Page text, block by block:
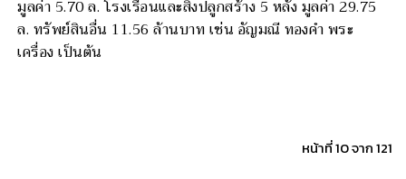
มูลค่า 5.70 ล. โรงเรือนและสิ่งปลูกสร้าง 5 หลัง มูลค่า 29.75
ล. ทรัพย์สินอื่น 11.56 ล้านบาท เช่น อัญมณี ทองคำ พระ
เครื่อง เป็นต้น
หน้าที่ 10 จาก 121